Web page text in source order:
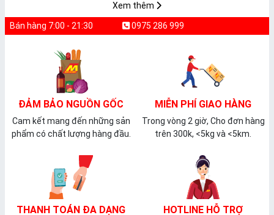
Xem thêm
Bán hàng 7:00 - 21:30 0975 286 999
ĐẢM BẢO NGUỒN GỐC
Cam kết mang đến những sản
phẩm có chất lượng hàng đầu.
MIỄN PHÍ GIAO HÀNG
Trong vòng 2 giờ, Cho đơn hàng
trên 300k, <5kg và <5km.
THANH TOÁN ĐA DẠNG HOTLINE HỖ TRỢ